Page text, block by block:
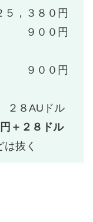
３８０円
９００円
９００円
８AUドル
＋２８ドル
抜く